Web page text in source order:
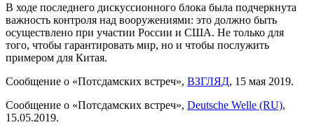
В ходе последнего дискуссионного блока была подчеркнута
важность контроля над вооружениями: это должно быть
осуществлено при участии России и США. Не только для
того, чтобы гарантировать мир, но и чтобы послужить
примером для Китая.
Сообщение о «Потсдамских встреч», ВЗГЛЯД, 15 мая 2019.
Сообщение о «Потсдамских встреч», Deutsche Welle (RU),
15.05.2019.